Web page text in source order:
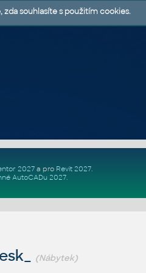
2027a pro Revit 2027.
AutoCADu 2027.
(Nábytek)
zda souhlasíte s použitím cookies.